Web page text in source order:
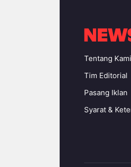
Tentang Kami
Tim Editorial
Pasang Iklan
Syarat &